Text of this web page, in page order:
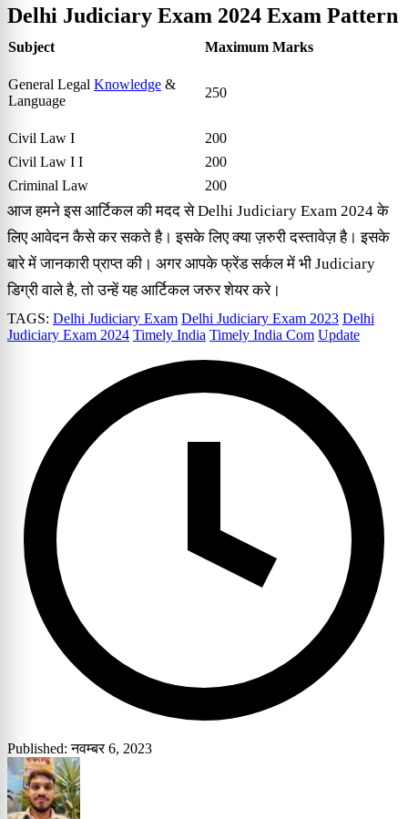
Delhi Judiciary Exam 2024 Exam Pattern
Subject Maximum Marks
General Legal Knowledge &
Language
250
Civil Law I
200
Civil Law I I
200
Criminal Law
200
आज हमने इस आर्टिकल की मदद से Delhi Judiciary Exam 2024 के
लिए आवेदन कैसे कर सकते है। इसके लिए क्या ज़रुरी दस्तावेज़ है। इसके
बारे में जानकारी प्राप्त की। अगर आपके फ्रेंड सर्कल में भी Judiciary
डिग्री वाले है, तो उन्हें यह आर्टिकल जरुर शेयर करे।
TAGS: Delhi Judiciary Exam Delhi Judiciary Exam 2023 Delhi
Judiciary Exam 2024 Timely India Timely India Com Update
Published: नवम्बर 6, 2023